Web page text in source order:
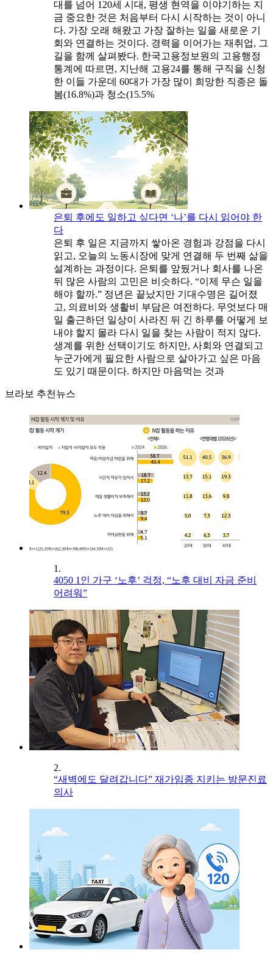
대를 넘어 120세 시대, 평생 현역을 이야기하는 지
금 중요한 것은 처음부터 다시 시작하는 것이 아니
다. 가장 오래 해왔고 가장 잘하는 일을 새로운 기
회와 연결하는 것이다. 경력을 이어가는 재취업, 그
길을 함께 살펴봤다. 한국고용정보원의 고용행정
통계에 따르면, 지난해 고용24를 통해 구직을 신청
한 이들 가운데 60대가 가장 많이 희망한 직종은 돌
봄(16.8%)과 청소(15.5%
은퇴 후에도 일하고 싶다면 ‘나’를 다시 읽어야 한
다
은퇴 후 일은 지금까지 쌓아온 경험과 강점을 다시
읽고, 오늘의 노동시장에 맞게 연결해 두 번째 삶을
설계하는 과정이다. 은퇴를 앞뒀거나 회사를 나온
뒤 많은 사람의 고민은 비슷하다. “이제 무슨 일을
해야 할까.” 정년은 끝났지만 기대수명은 길어졌
고, 의료비와 생활비 부담은 여전하다. 무엇보다 매
일 출근하던 일상이 사라진 뒤 긴 하루를 어떻게 보
내야 할지 몰라 다시 일을 찾는 사람이 적지 않다.
생계를 위한 선택이기도 하지만, 사회와 연결되고
누군가에게 필요한 사람으로 살아가고 싶은 마음
도 있기 때문이다. 하지만 마음먹는 것과
브라보 추천뉴스
1.
4050 1인 가구 ‘노후’ 걱정, “노후 대비 자금 준비
어려워”
2.
“새벽에도 달려갑니다” 재가임종 지키는 방문진료
의사